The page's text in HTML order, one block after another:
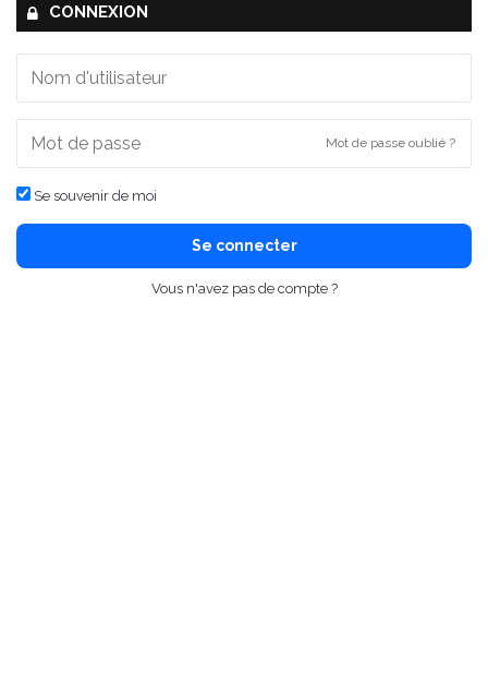
CONNEXION
Mot de passe oublié ?
Se souvenir de moi
Se connecter
Vous n'avez pas de compte ?